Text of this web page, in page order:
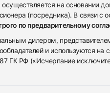
на
(посредника). В связи с
по предварительному
дилером,
и используются
ГК РФ («Исчерпание